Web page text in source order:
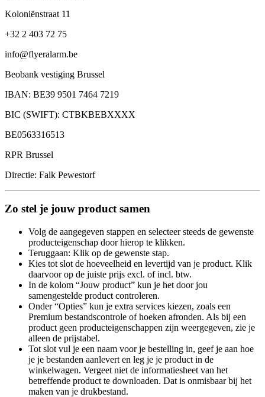
Koloniënstraat 11
+32 2 403 72 75
info@flyeralarm.be
Beobank vestiging Brussel
IBAN: BE39 9501 7464 7219
BIC (SWIFT): CTBKBEBXXXX
BE0563316513
RPR Brussel
Directie: Falk Pewestorf
Zo stel je jouw product samen
Volg de aangegeven stappen en selecteer steeds de gewenste
producteigenschap door hierop te klikken.
Teruggaan: Klik op de gewenste stap.
Kies tot slot de hoeveelheid en levertijd van je product. Klik
daarvoor op de juiste prijs excl. of incl. btw.
In de kolom “Jouw product” kun je het door jou
samengestelde product controleren.
Onder “Opties” kun je extra services kiezen, zoals een
Premium bestandscontrole of hoeken afronden. Als bij een
product geen producteigenschappen zijn weergegeven, zie je
alleen de prijstabel.
Tot slot vul je een naam voor je bestelling in, geef je aan hoe
je je bestanden aanlevert en leg je je product in de
winkelwagen. Vergeet niet de informatiesheet van het
betreffende product te downloaden. Dat is onmisbaar bij het
maken van je drukbestand.